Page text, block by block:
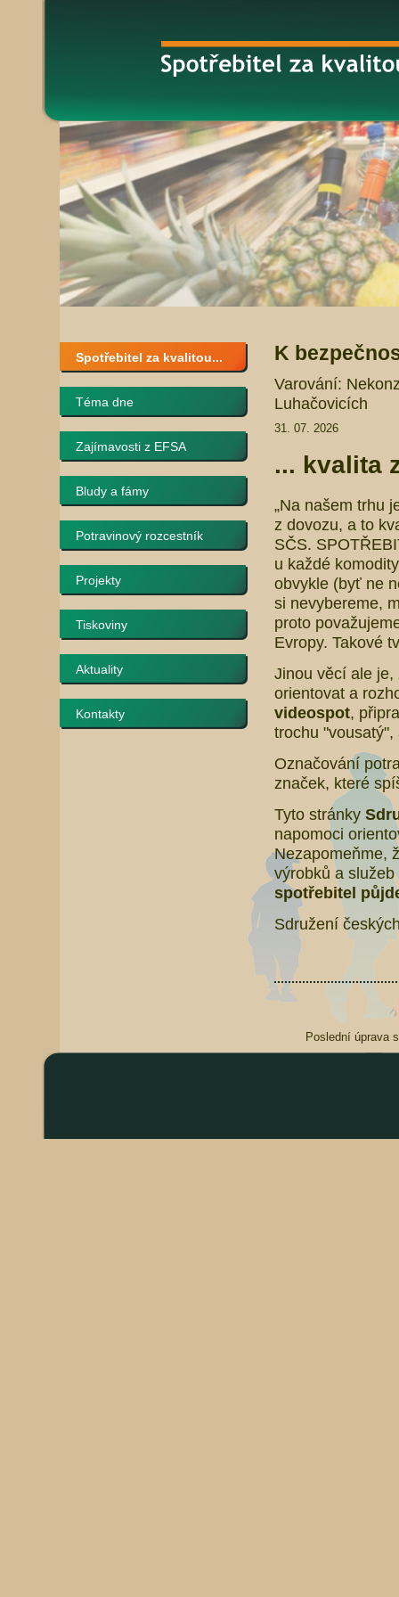
Spotřebitel za kvalitou...
Téma dne
Zajímavosti z EFSA
Bludy a fámy
Potravinový rozcestník
Projekty
Tiskoviny
Aktuality
Kontakty
K
Varování:
Luhačovicích
31. 07. 2026
... kvalita
„Na našem trhu
z dovozu, a to
SČS.
u každé
obvykle (byť ne
si nevybereme,
proto
Evropy. Takové
Jinou věcí ale je,
orientovat a
videospot,
trochu
Označování
značek, které
Tyto stránky
napomoci
Nezapomeňme,
výrobků a
spotřebitel
Sdružení
Poslední úprava